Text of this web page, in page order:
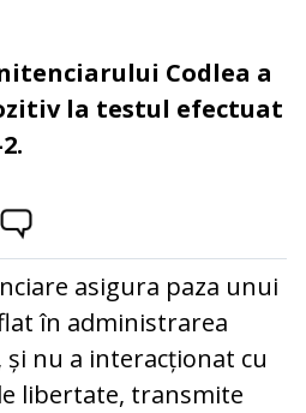
Codlea a
la testul efectuat
asigura paza unui
în administrarea
nu a interacționat cu
libertate, transmite